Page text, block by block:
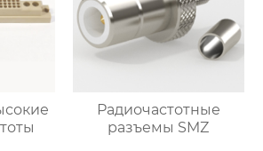
Радиочастотные
разъемы SMZ